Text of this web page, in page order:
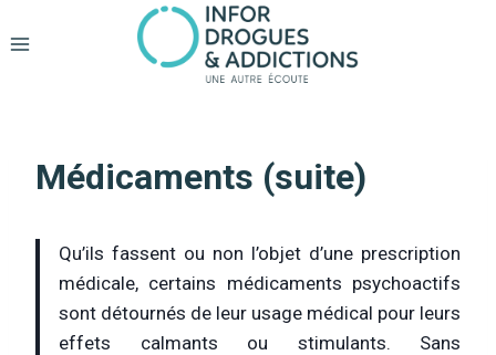
au
Médicaments (suite)
Qu’ils fassent ou non l’objet d’une prescription
médicale, certains médicaments psychoactifs
sont détournés de leur usage médical pour leurs
effets calmants ou stimulants. Sans